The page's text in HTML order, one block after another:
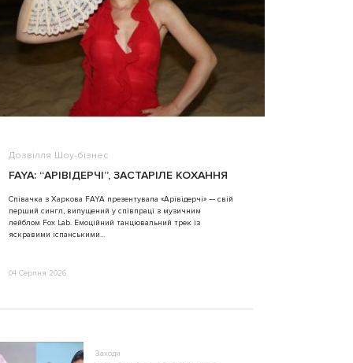
Дозвілля Шоу-бізнес
FAYA: “АРІВІДЕРЧІ”, ЗАСТАРІЛЕ КОХАННЯ
Співачка з Харкова FAYA презентувала «Арівідерчі» — свій
перший сингл, випущений у співпраці з музичним
лейблом Fox Lab. Емоційний танцювальний трек із
яскравими іспанськими...
04 Серпня 2026
Заходи